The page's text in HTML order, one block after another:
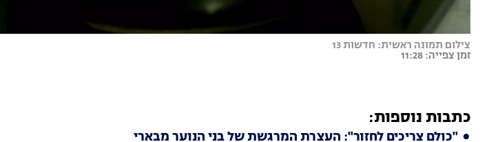
צילום תמונה ראשית: חדשות 13
זמן צפייה: 11:28
כתבות נוספות:
"כולם צריכים לחזור": העצרת המרגשת של בני הנוער מבארי